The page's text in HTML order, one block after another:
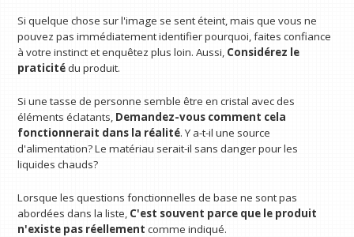
Si quelque chose sur l'image se sent éteint, mais que vous ne
pouvez pas immédiatement identifier pourquoi, faites confiance
à votre instinct et enquêtez plus loin. Aussi, Considérez le
praticitédu produit.
Si une tasse de personne semble être en cristal avec des
éléments éclatants, Demandez-vous comment cela
fonctionnerait dans la réalité. Y a-t-il une source
d'alimentation? Le matériau serait-il sans danger pour les
liquides chauds?
Lorsque les questions fonctionnelles de base ne sont pas
abordées dans la liste, C'est souvent parce que le produit
n'existe pas réellement comme indiqué.